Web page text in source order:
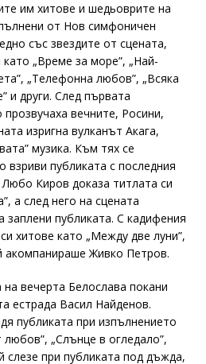
им хитове и шедьоврите на
от Нов симфоничен
със звездите от сцената,
„Време за море”, „Най-
„Телефонна любов”, „Всяка
и други. След първата
прозвучаха вечните, Росини,
изригна вулканът Акага,
музика. Към тях се
взриви публиката с последния
Киров доказа титлата си
а след него на сцената
заплени публиката. С кадифения
хитове като „Между две луни”,
акомпанираше Живко Петров.
вечерта Белослава покани
естрада Васил Найденов.
публиката при изпълнението
„Слънце в огледало”,
слезе при публиката под дъжда,